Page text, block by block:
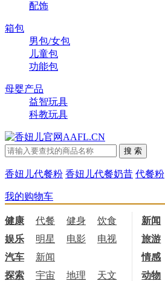
配饰
箱包
男包/女包
儿童包
功能包
母婴产品
益智玩具
科教玩具
香妞儿代餐粉 香妞儿代餐奶昔 代餐粉
我的购物车
健康 代餐 健身 饮食 新闻
娱乐
明星 电影 电视 旅游
汽车
新闻 情感
探索
宇宙 地理 天文 动物